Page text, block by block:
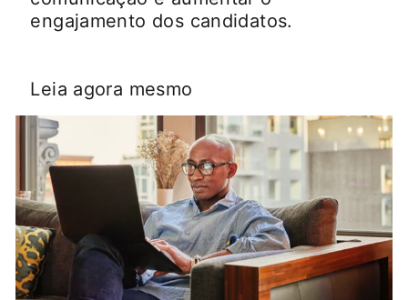
engajamento dos candidatos.
Leia agora mesmo